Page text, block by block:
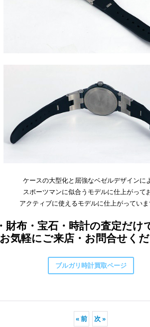
ケースの大型化と屈強なベゼルデザインに
スポーツマンに似合うモデルに仕上がって
アクティブに使えるモデルに仕上がってい
財布・宝石・時計の査定だけ
お気軽にご来店・お問合せく
ブルガリ時計買取ページ
« 前 次 »